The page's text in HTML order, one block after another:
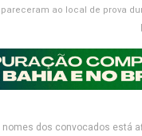
ao local de prova
dos convocados está